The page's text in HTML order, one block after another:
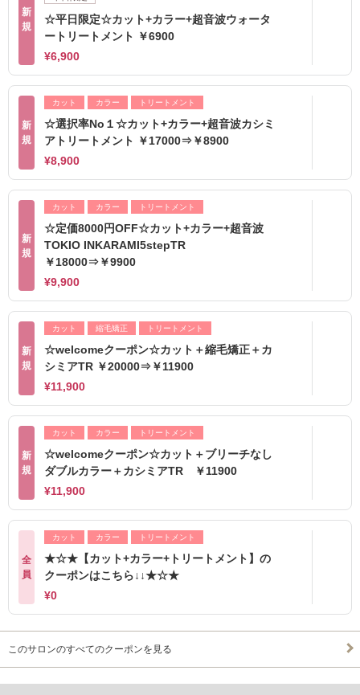
新
規
☆平日限定☆カット+カラー+超音波ウォータ
ートリートメント ￥6900
¥6,900
新
規
カット カラー トリートメント
☆選択率No１☆カット+カラー+超音波カシミ
アトリートメント ￥17000⇒￥8900
¥8,900
新
規
カット カラー トリートメント
☆定価8000円OFF☆カット+カラー+超音波
TOKIO INKARAMI5stepTR
￥18000⇒￥9900
¥9,900
新
規
カット 縮毛矯正 トリートメント
☆welcomeクーポン☆カット＋縮毛矯正＋カ
シミアTR ￥20000⇒￥11900
¥11,900
新
規
カット カラー トリートメント
☆welcomeクーポン☆カット＋ブリーチなし
ダブルカラー＋カシミアTR ￥11900
¥11,900
全
員
カット カラー トリートメント
★☆★【カット+カラー+トリートメント】の
クーポンはこちら↓↓★☆★
¥0
このサロンのすべてのクーポンを見る